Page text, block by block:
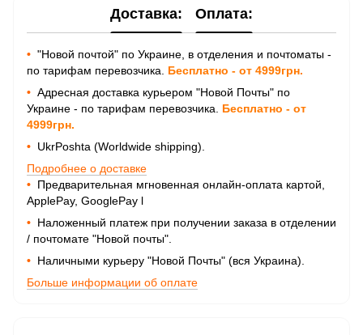
Доставка: Оплата:
• "Новой почтой" по Украине, в отделения и почтоматы -
по тарифам перевозчика. Бесплатно - от 4999грн.
• Адресная доставка курьером "Новой Почты" по
Украине - по тарифам перевозчика. Бесплатно - от
4999грн.
• UkrPoshta (Worldwide shipping).
Подробнее о доставке
• Предварительная мгновенная онлайн-оплата картой,
ApplePay, GooglePay l
• Наложенный платеж при получении заказа в отделении
/ почтомате "Новой почты".
• Наличными курьеру "Новой Почты" (вся Украина).
Больше информации об оплате